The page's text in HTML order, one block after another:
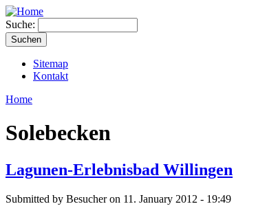
Suche:
Sitemap
Kontakt
Home
Solebecken
Lagunen-Erlebnisbad Willingen
Submitted by Besucher on 11. January 2012 - 19:49